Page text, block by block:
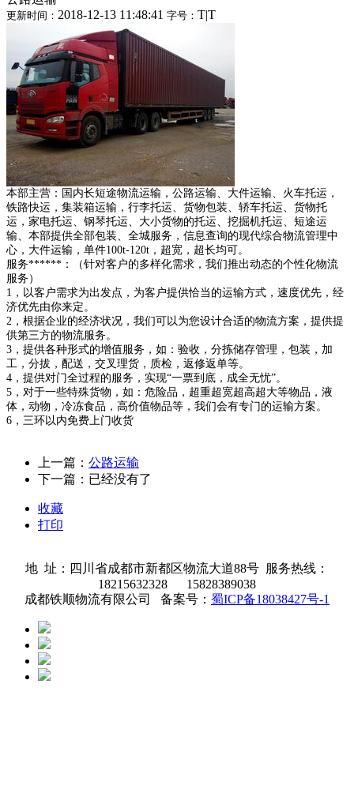
更新时间： 2018-12-13 11:48:41 字号： T|T
本部主营：国内长短途物流运输，公路运输、大件运输、火车托运，
铁路快运，集装箱运输，行李托运、货物包装、轿车托运、货物托
运，家电托运、钢琴托运、大小货物的托运、挖掘机托运、短途运
输、本部提供全部包装、全城服务，信息查询的现代综合物流管理中
心，大件运输，单件100t-120t，超宽，超长均可。
服务******：（针对客户的多样化需求，我们推出动态的个性化物流
服务）
1，以客户需求为出发点，为客户提供恰当的运输方式，速度优先，经
济优先由你来定。
2，根据企业的经济状况，我们可以为您设计合适的物流方案，提供提
供第三方的物流服务。
3，提供各种形式的增值服务，如：验收，分拣储存管理，包装，加
工，分拔，配送，交叉理货，质检，返修返单等。
4，提供对门全过程的服务，实现“一票到底，成全无忧”。
5，对于一些特殊货物，如：危险品，超重超宽超高超大等物品，液
体，动物，冷冻食品，高价值物品等，我们会有专门的运输方案。
6，三环以内免费上门收货
上一篇： 公路运输
下一篇：已经没有了
收藏
打印
地 址：四川省成都市新都区物流大道88号 服务热线：
18215632328 15828389038
成都铁顺物流有限公司 备案号： 蜀ICP备18038427号-1